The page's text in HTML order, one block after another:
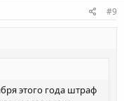
#9
этого года штраф